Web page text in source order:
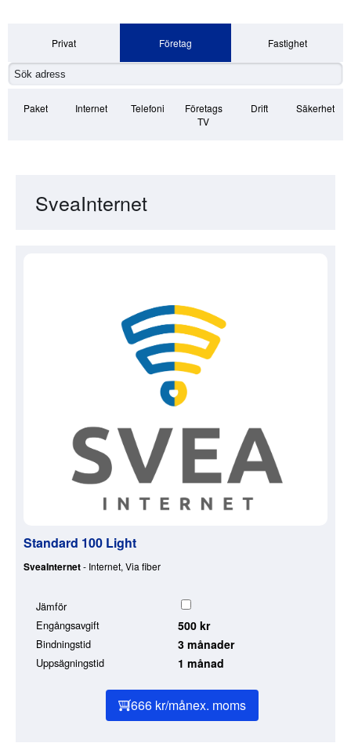
Privat Företag Fastighet
Paket Internet Telefoni
Företags
TV
Drift Säkerhet
SveaInternet
Standard 100 Light
SveaInternet- Internet, Via fiber
Jämför
Engångsavgift
500 kr
Bindningstid 3 månader
Uppsägningstid 1 månad
666 kr/månex. moms